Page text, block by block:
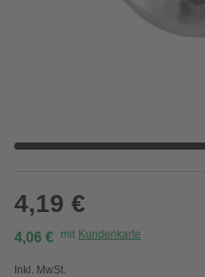
4,19 €
4,06 € mit Kundenkarte
Inkl. MwSt.